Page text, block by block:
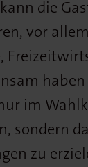
die
vor
im
sondern
zu